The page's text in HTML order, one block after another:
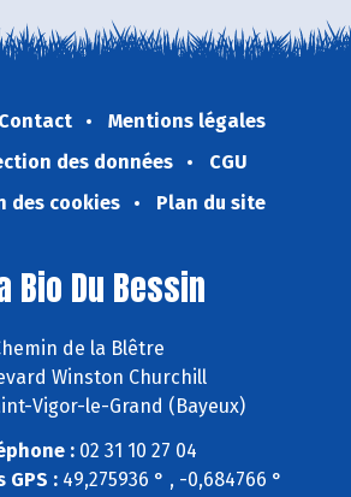
Contact
Mentions légales
des données
CGU
des cookies
Plan du site
Bio Du Bessin
de la Blêtre
Winston Churchill
Vigor-le-Grand (Bayeux)
:02 31 10 27 04
GPS :49,275936 ° , -0,684766 °